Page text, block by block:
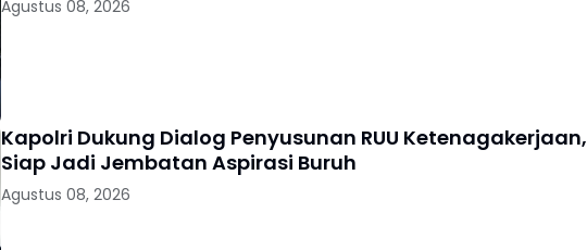
Agustus 08, 2026
Kapolri Dukung Dialog Penyusunan RUU Ketenagakerjaan,
Siap Jadi Jembatan Aspirasi Buruh
Agustus 08, 2026